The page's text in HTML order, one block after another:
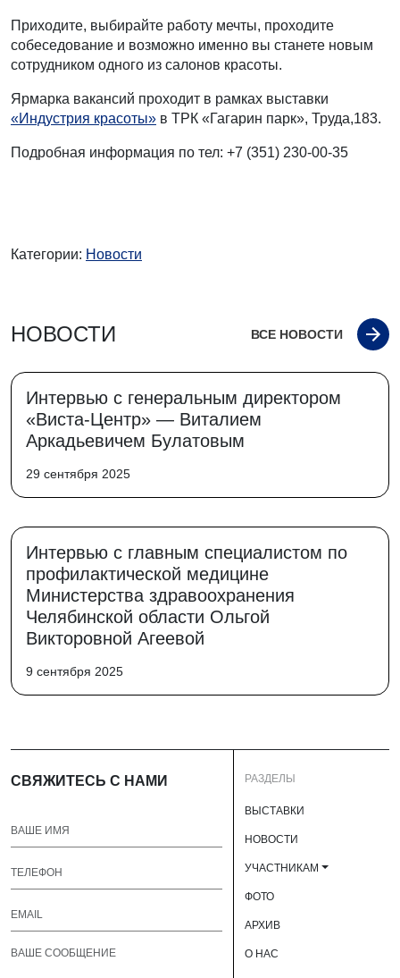
Приходите, выбирайте работу мечты, проходите
собеседование и возможно именно вы станете новым
сотрудником одного из салонов красоты.
Ярмарка вакансий проходит в рамках выставки
«Индустрия красоты» в ТРК «Гагарин парк», Труда,183.
Подробная информация по тел: +7 (351) 230-00-35
Категории: Новости
НОВОСТИ ВСЕ НОВОСТИ
Интервью с генеральным директором
«Виста-Центр» — Виталием
Аркадьевичем Булатовым
29 сентября 2025
Интервью с главным специалистом по
профилактической медицине
Министерства здравоохранения
Челябинской области Ольгой
Викторовной Агеевой
9 сентября 2025
СВЯЖИТЕСЬ С НАМИ РАЗДЕЛЫ
ВЫСТАВКИ
НОВОСТИ
УЧАСТНИКАМ
ФОТО
АРХИВ
О НАС